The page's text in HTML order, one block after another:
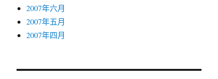
2007年六月
2007年五月
2007年四月